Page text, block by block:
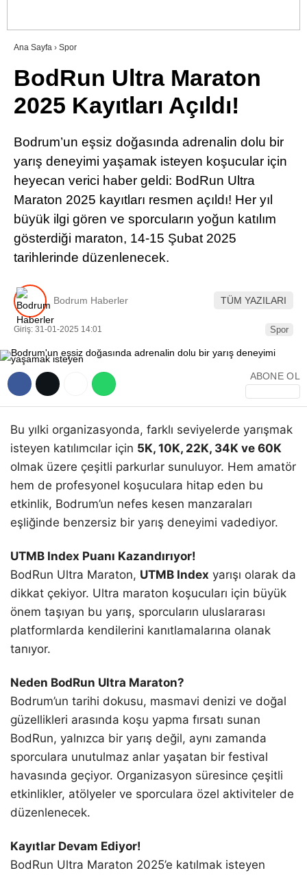
WhatsApp İhbar Hattı
Instagram
Ana Sayfa › Spor
BodRun Ultra Maraton
2025 Kayıtları Açıldı!
Bodrum’un eşsiz doğasında adrenalin dolu bir
yarış deneyimi yaşamak isteyen koşucular için
heyecan verici haber geldi: BodRun Ultra
Maraton 2025 kayıtları resmen açıldı! Her yıl
büyük ilgi gören ve sporcuların yoğun katılım
gösterdiği maraton, 14-15 Şubat 2025
tarihlerinde düzenlenecek.
Bodrum Haberler TÜM YAZILARI
Giriş: 31-01-2025 14:01 Spor
ABONE OL
Bu yılki organizasyonda, farklı seviyelerde yarışmak
isteyen katılımcılar için 5K, 10K, 22K, 34K ve 60K
olmak üzere çeşitli parkurlar sunuluyor. Hem amatör
hem de profesyonel koşuculara hitap eden bu
etkinlik, Bodrum’un nefes kesen manzaraları
eşliğinde benzersiz bir yarış deneyimi vadediyor.
UTMB Index Puanı Kazandırıyor!
BodRun Ultra Maraton, UTMB Index yarışı olarak da
dikkat çekiyor. Ultra maraton koşucuları için büyük
önem taşıyan bu yarış, sporcuların uluslararası
platformlarda kendilerini kanıtlamalarına olanak
tanıyor.
Neden BodRun Ultra Maraton?
Bodrum’un tarihi dokusu, masmavi denizi ve doğal
güzellikleri arasında koşu yapma fırsatı sunan
BodRun, yalnızca bir yarış değil, aynı zamanda
sporculara unutulmaz anlar yaşatan bir festival
havasında geçiyor. Organizasyon süresince çeşitli
etkinlikler, atölyeler ve sporculara özel aktiviteler de
düzenlenecek.
Kayıtlar Devam Ediyor!
BodRun Ultra Maraton 2025’e katılmak isteyen